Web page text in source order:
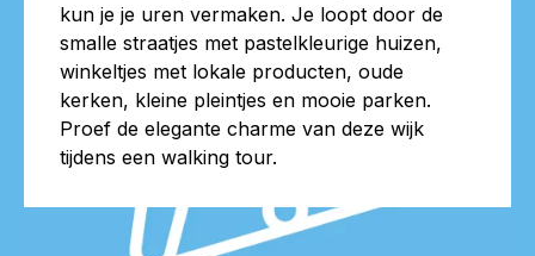
kun je je uren vermaken. Je loopt door de
smalle straatjes met pastelkleurige huizen,
winkeltjes met lokale producten, oude
kerken, kleine pleintjes en mooie parken.
Proef de elegante charme van deze wijk
tijdens een walking tour.